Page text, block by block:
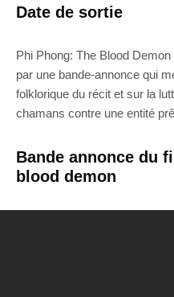
Date de sortie
Phi Phong: The Blood
par une bande-annonce qui
folklorique du récit et sur la
chamans contre une entité
Bande annonce du
blood demon